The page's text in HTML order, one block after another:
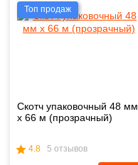
Топ продаж
Скотч упаковочный 48 мм
х 66 м (прозрачный)
4.8 5 отзывов